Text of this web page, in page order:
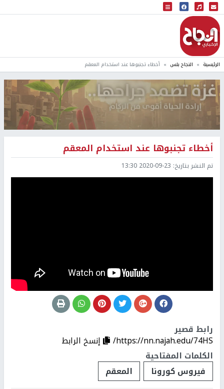
البث المباشر
إذاعة النجاح
الرئيسية النجاح بلس أخطاء تجنبوها عند استخدام المعقم
أخطاء تجنبوها عند استخدام المعقم
تم النشر بتاريخ: 2020-09-23 13:30
رابط قصير
https://nn.najah.edu/74HS/
إنسخ الرابط
الكلمات المفتاحية
فيروس كورونا
المعقم